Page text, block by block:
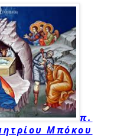
π.
Μπόκου